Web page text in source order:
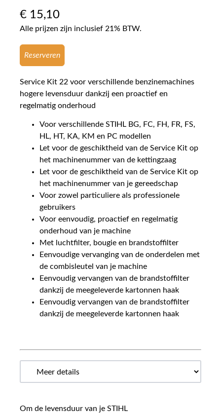
€ 15,10
Alle prijzen zijn inclusief 21% BTW.
Reserveren
Service Kit 22 voor verschillende benzinemachines
hogere levensduur dankzij een proactief en
regelmatig onderhoud
Voor verschillende STIHL BG, FC, FH, FR, FS,
HL, HT, KA, KM en PC modellen
Let voor de geschiktheid van de Service Kit op
het machinenummer van de kettingzaag
Let voor de geschiktheid van de Service Kit op
het machinenummer van je gereedschap
Voor zowel particuliere als professionele
gebruikers
Voor eenvoudig, proactief en regelmatig
onderhoud van je machine
Met luchtfilter, bougie en brandstoffilter
Eenvoudige vervanging van de onderdelen met
de combisleutel van je machine
Eenvoudig vervangen van de brandstoffilter
dankzij de meegeleverde kartonnen haak
Eenvoudig vervangen van de brandstoffilter
dankzij de meegeleverde kartonnen haak
Om de levensduur van je STIHL